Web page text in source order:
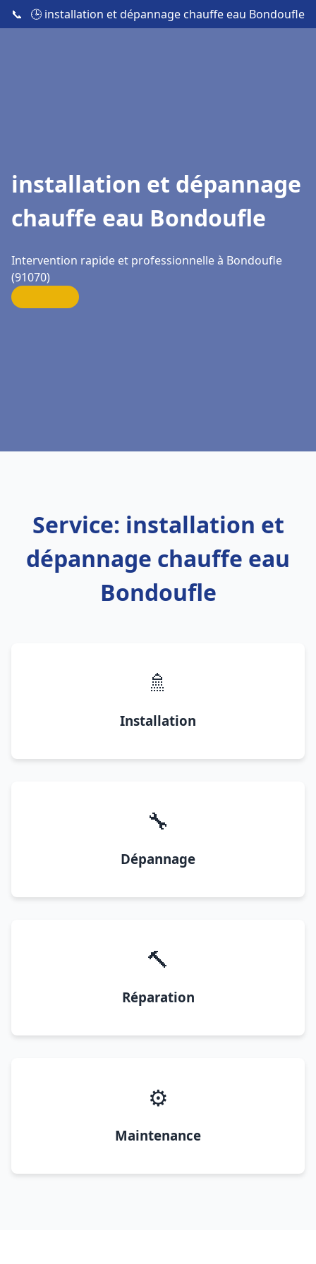
📞 🕒 installation et dépannage chauffe eau Bondoufle
installation et dépannage
chauffe eau Bondoufle
Intervention rapide et professionnelle à Bondoufle
(91070)
Service: installation et
dépannage chauffe eau
Bondoufle
🚿
Installation
🔧
Dépannage
🔨
Réparation
⚙️
Maintenance